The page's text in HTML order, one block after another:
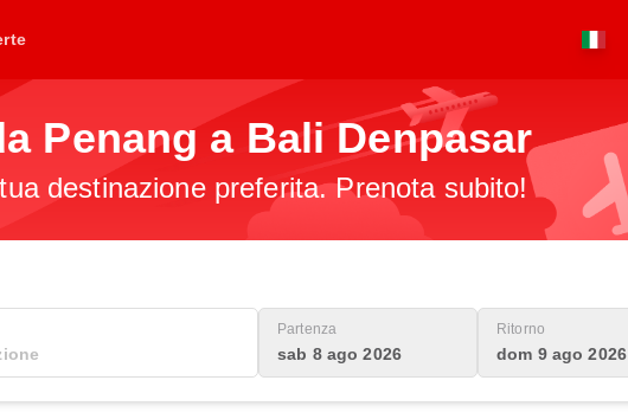
Penang a Bali Denpasar
destinazione preferita. Prenota subito!
Partenza
sab 8 ago 2026
Ritorno
dom 9 ago 2026